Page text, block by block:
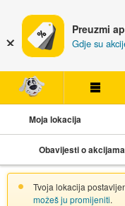
Preuzmi
Gdje su
Moja lokacija
Obavijesti o akcijama
Tvoja lokacija
možeš ju promijeniti.